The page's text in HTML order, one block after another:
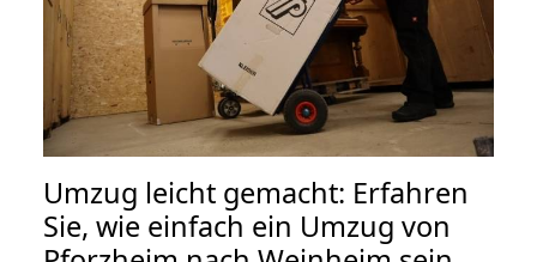
Umzug leicht gemacht: Erfahren
Sie, wie einfach ein Umzug von